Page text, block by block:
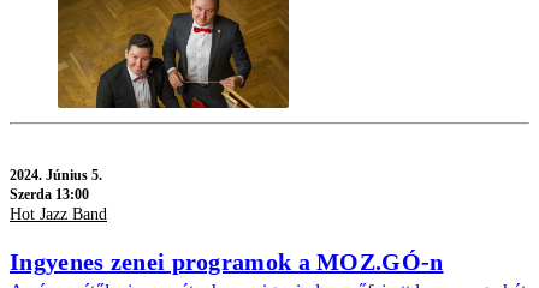
2024. Június 5.
Szerda 13:00
Hot Jazz Band
Ingyenes zenei programok a MOZ.GÓ-n